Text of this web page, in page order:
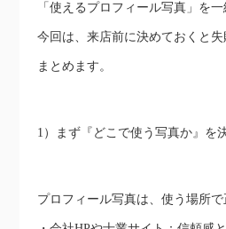
「使えるプロフィール写真」を
今回は、来店前に決めておくと失
まとめます。
1）まず『どこで使う写真か』を
プロフィール写真は、使う場所で